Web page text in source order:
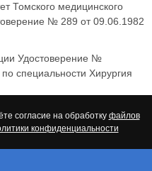
Томского медицинского
№ 289 от 09.06.1982
Удостоверение №
специальности Хирургия
согласие на обработку файлов
конфиденциальности